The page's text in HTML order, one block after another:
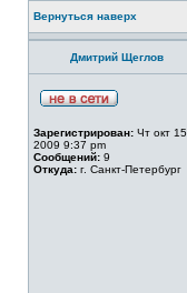
Вернуться наверх
Дмитрий Щеглов
Зарегистрирован: Чт окт 15,
2009 9:37 pm
Сообщений: 9
Откуда: г. Санкт-Петербург